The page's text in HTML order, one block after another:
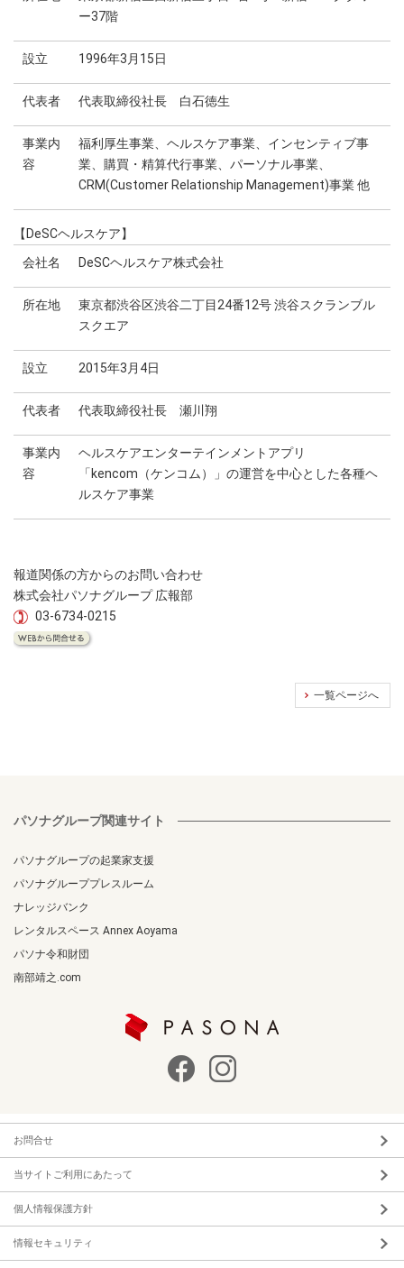
ー37階
設立 1996年3月15日
代表者 代表取締役社長 白石徳生
事業内
容
福利厚生事業、ヘルスケア事業、インセンティブ事
業、購買・精算代行事業、パーソナル事業、
CRM(Customer Relationship Management)事業 他
【DeSCヘルスケア】
会社名
DeSCヘルスケア株式会社
所在地
東京都渋谷区渋谷二丁目24番12号 渋谷スクランブル
スクエア
設立 2015年3月4日
代表者 代表取締役社長 瀬川翔
事業内
容
ヘルスケアエンターテインメントアプリ
「kencom（ケンコム）」の運営を中心とした各種ヘ
ルスケア事業
報道関係の方からのお問い合わせ
株式会社パソナグループ 広報部
03-6734-0215
一覧ページへ
パソナグループ関連サイト
パソナグループの起業家支援
パソナグループプレスルーム
ナレッジバンク
レンタルスペース Annex Aoyama
パソナ令和財団
南部靖之.com
お問合せ
当サイトご利用にあたって
個人情報保護方針
情報セキュリティ